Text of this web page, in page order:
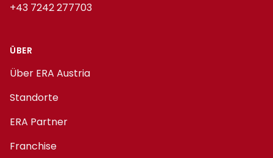
+43 7242 277703
ÜBER
Über ERA Austria
Standorte
ERA Partner
Franchise